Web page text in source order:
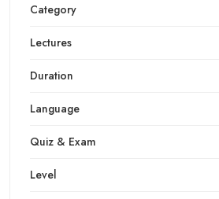
Category
Lectures
Duration
Language
Quiz & Exam
Level